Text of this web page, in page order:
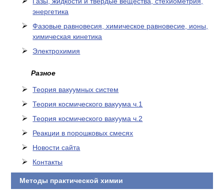
энергетика
Фазовые равновесия, химическое равновесие, ионы,
химическая кинетика
Электрохимия
Разное
Теория вакуумных систем
Теория космического вакуума ч.1
Теория космического вакуума ч.2
Реакции в порошковых смесях
Новости сайта
Контакты
Методы практической химии